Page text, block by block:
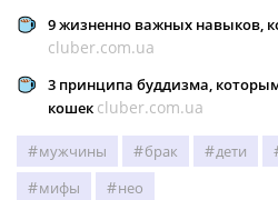
9 жизненно важных навыков,
cluber.com.ua
3 принципа буддизма,
кошек cluber.com.ua
мужчины брак дети
мифы
нео